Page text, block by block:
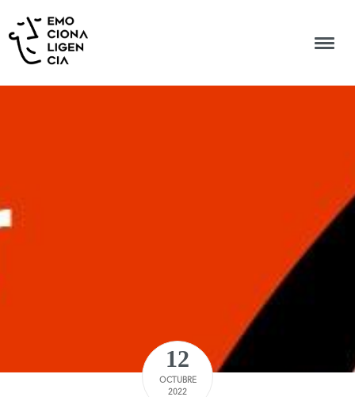
12
OCTUBRE
2022